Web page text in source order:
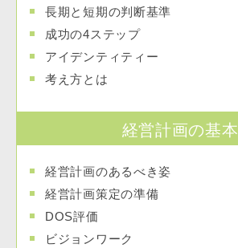
長期と短期の判断基準
成功の4ステップ
アイデンティティー
考え方とは
経営計画の基本
経営計画のあるべき姿
経営計画策定の準備
DOS評価
ビジョンワーク